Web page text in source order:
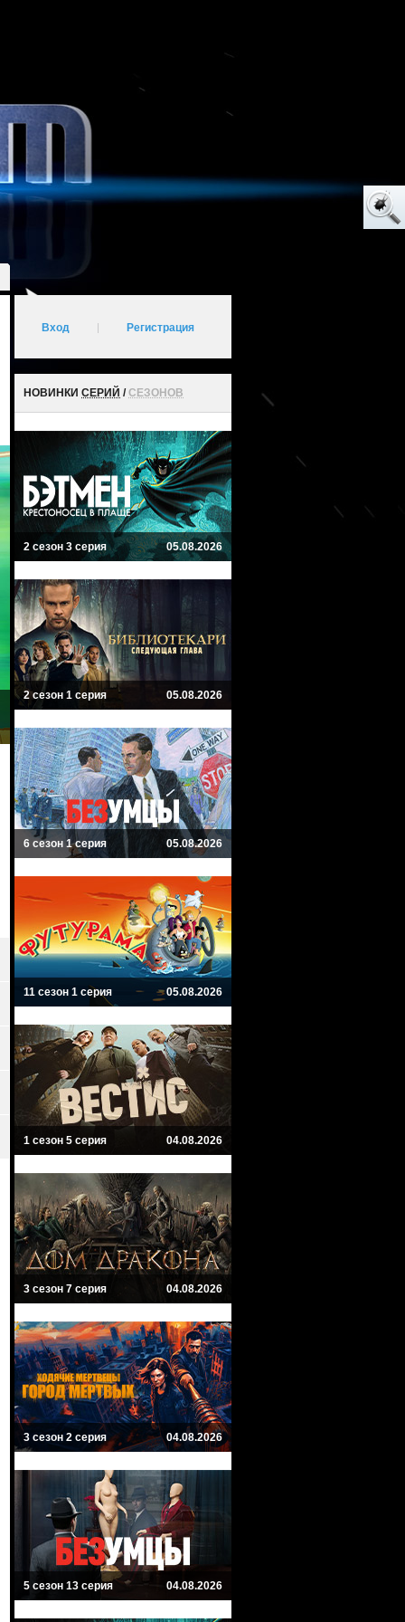
Вход Регистрация
НОВИНКИ СЕРИЙ /СЕЗОНОВ
2 сезон 3 серия 05.08.2026
2 сезон 1 серия 05.08.2026
6 сезон 1 серия 05.08.2026
11 сезон 1 серия 05.08.2026
1 сезон 5 серия 04.08.2026
3 сезон 7 серия 04.08.2026
3 сезон 2 серия 04.08.2026
5 сезон 13 серия 04.08.2026